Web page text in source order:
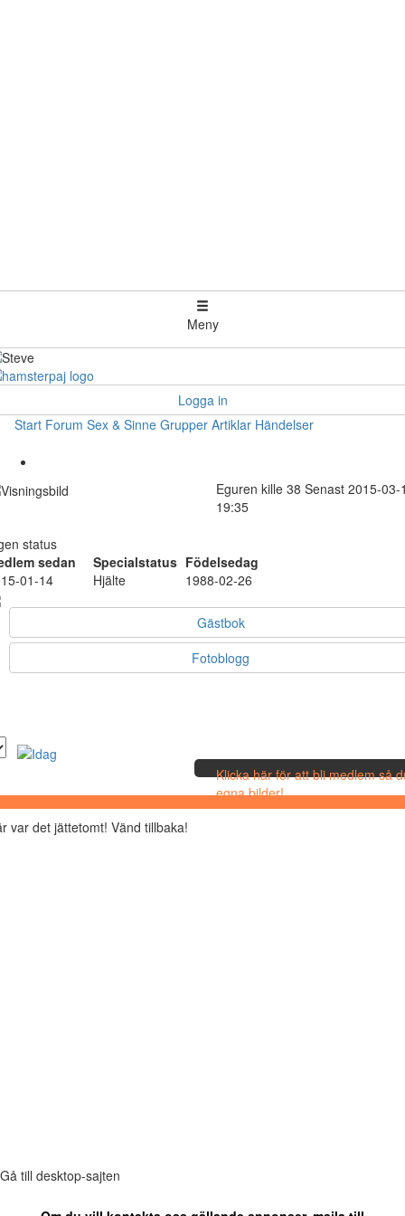
Meny
Logga in
Start Forum Sex & Sinne Grupper Artiklar Händelser
Eguren kille 38 Senast 2015-03-
19:35
status
sedan
Specialstatus Födelsedag
01-14
Hjälte 1988-02-26
Gästbok
Fotoblogg
Klicka här för att bli medlem så
egna bilder!
var det jättetomt! Vänd tillbaka!
Gå till desktop-sajten